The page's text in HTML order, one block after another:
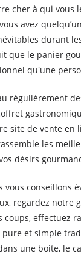
cher à qui
avez
durant
le panier
qu'une
régulièrement
site de vente
les
désirs
regardez notre
effectuez
et simple
une boite, le